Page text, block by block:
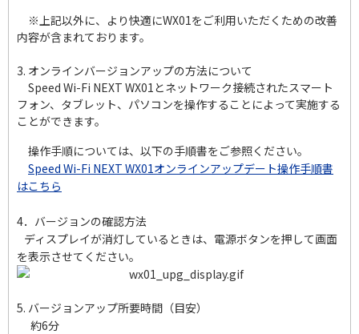
※上記以外に、より快適にWX01をご利用いただくための改善
内容が含まれております。
3. オンラインバージョンアップの方法について
Speed Wi-Fi NEXT WX01とネットワーク接続されたスマート
フォン、タブレット、パソコンを操作することによって実施する
ことができます。
操作手順については、以下の手順書をご参照ください。
Speed Wi-Fi NEXT WX01オンラインアップデート操作手順書
はこちら
4．バージョンの確認方法
ディスプレイが消灯しているときは、電源ボタンを押して画面
を表示させてください。
5. バージョンアップ所要時間（目安）
約6分